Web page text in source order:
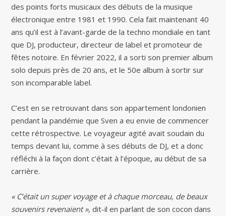
des points forts musicaux des débuts de la musique
électronique entre 1981 et 1990. Cela fait maintenant 40
ans qu’il est à l’avant-garde de la techno mondiale en tant
que DJ, producteur, directeur de label et promoteur de
fêtes notoire. En février 2022, il a sorti son premier album
solo depuis près de 20 ans, et le 50e album à sortir sur
son incomparable label.
C’est en se retrouvant dans son appartement londonien
pendant la pandémie que Sven a eu envie de commencer
cette rétrospective. Le voyageur agité avait soudain du
temps devant lui, comme à ses débuts de DJ, et a donc
réfléchi à la façon dont c’était à l’époque, au début de sa
carrière.
« C’était un super voyage et à chaque morceau, de beaux
souvenirs revenaient », dit-il en parlant de son cocon dans